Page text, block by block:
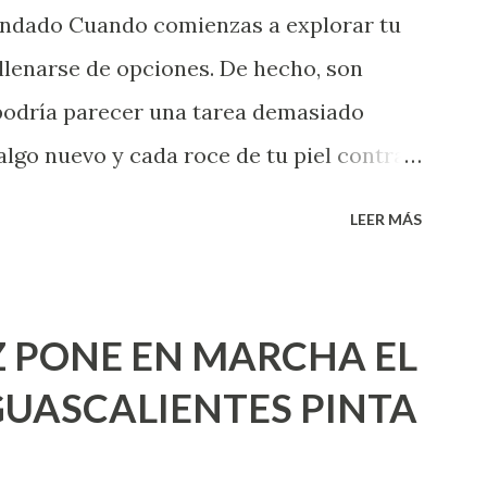
Cuando comienzas a explorar tu
de opciones. De hecho, son
parecer una tarea demasiado
nuevo y cada roce de tu piel contra
cuando aún no conoces ni la mitad de
quienes ya han tenido relaciones
en el tema. Siempre hay algo
que conocer. Si eres una
LEER MÁS
EN MARCHA EL
PINTA